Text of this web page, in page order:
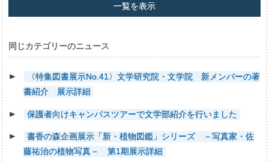
一覧を表示
同じカテゴリーのニュース
〈特集図書展示No.41〉文学研究院・文学院 新メンバーの著
書紹介 展示詳細
保護者向けキャンパスツアーで文学部紹介を行いました
書香の森企画展示「新・植物図鑑」シリーズ －写真家・佐
藤祐治の植物写真－ 第1期展示詳細